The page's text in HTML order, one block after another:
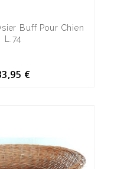
Buff Pour Chien
L.74
€